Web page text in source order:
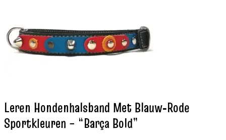
Leren Hondenhalsband Met Blauw‑Rode
Sportkleuren – “Barça Bold”